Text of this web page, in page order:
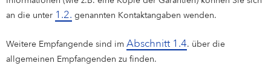
an die unter 1.2. genannten Kontaktangaben wenden.
Weitere Empfangende sind imAbschnitt 1.4. über die
allgemeinen Empfangenden zu finden.